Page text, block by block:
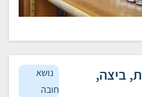
ביצה,
נושא
חובה